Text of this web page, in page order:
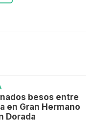
besos entre
en Gran Hermano
Dorada